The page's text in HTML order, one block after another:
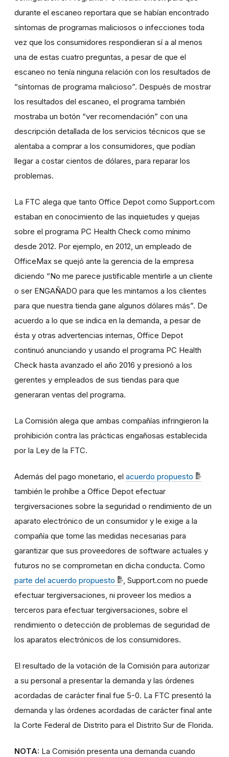
durante el escaneo reportara que se habían encontrado
síntomas de programas maliciosos o infecciones toda
vez que los consumidores respondieran sí a al menos
una de estas cuatro preguntas, a pesar de que el
escaneo no tenía ninguna relación con los resultados de
“síntomas de programa malicioso”. Después de mostrar
los resultados del escaneo, el programa también
mostraba un botón “ver recomendación” con una
descripción detallada de los servicios técnicos que se
alentaba a comprar a los consumidores, que podían
llegar a costar cientos de dólares, para reparar los
problemas.
La FTC alega que tanto Office Depot como Support.com
estaban en conocimiento de las inquietudes y quejas
sobre el programa PC Health Check como mínimo
desde 2012. Por ejemplo, en 2012, un empleado de
OfficeMax se quejó ante la gerencia de la empresa
diciendo “No me parece justificable mentirle a un cliente
o ser ENGAÑADO para que les mintamos a los clientes
para que nuestra tienda gane algunos dólares más”. De
acuerdo a lo que se indica en la demanda, a pesar de
ésta y otras advertencias internas, Office Depot
continuó anunciando y usando el programa PC Health
Check hasta avanzado el año 2016 y presionó a los
gerentes y empleados de sus tiendas para que
generaran ventas del programa.
La Comisión alega que ambas compañías infringieron la
prohibición contra las prácticas engañosas establecida
por la Ley de la FTC.
Además del pago monetario, el acuerdo propuesto
también le prohíbe a Office Depot efectuar
tergiversaciones sobre la seguridad o rendimiento de un
aparato electrónico de un consumidor y le exige a la
compañía que tome las medidas necesarias para
garantizar que sus proveedores de software actuales y
futuros no se comprometan en dicha conducta. Como
parte del acuerdo propuesto
, Support.com no puede
efectuar tergiversaciones, ni proveer los medios a
terceros para efectuar tergiversaciones, sobre el
rendimiento o detección de problemas de seguridad de
los aparatos electrónicos de los consumidores.
El resultado de la votación de la Comisión para autorizar
a su personal a presentar la demanda y las órdenes
acordadas de carácter final fue 5-0. La FTC presentó la
demanda y las órdenes acordadas de carácter final ante
la Corte Federal de Distrito para el Distrito Sur de Florida.
NOTA: La Comisión presenta una demanda cuando